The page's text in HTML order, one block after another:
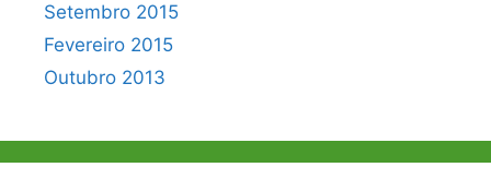
Setembro 2015
Fevereiro 2015
Outubro 2013